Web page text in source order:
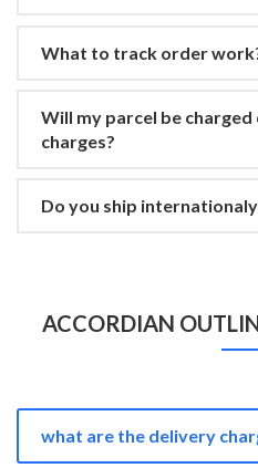
What to track order
Will my parcel be
charges?
Do you ship
ACCORDIAN
what are the delivery